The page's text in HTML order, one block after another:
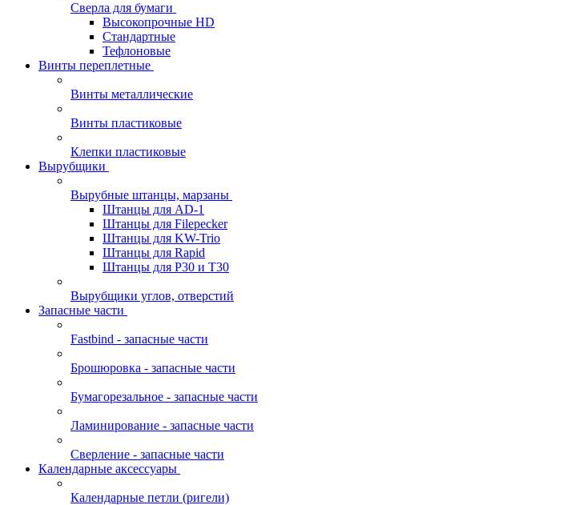
Сверла для бумаги
Высокопрочные HD
Стандартные
Тефлоновые
Винты переплетные
Винты металлические
Винты пластиковые
Клепки пластиковые
Вырубщики
Вырубные штанцы, марзаны
Штанцы для AD-1
Штанцы для Filepecker
Штанцы для KW-Trio
Штанцы для Rapid
Штанцы для Р30 и Т30
Вырубщики углов, отверстий
Запасные части
Fastbind - запасные части
Брошюровка - запасные части
Бумагорезальное - запасные части
Ламинирование - запасные части
Сверление - запасные части
Календарные аксессуары
Календарные петли (ригели)